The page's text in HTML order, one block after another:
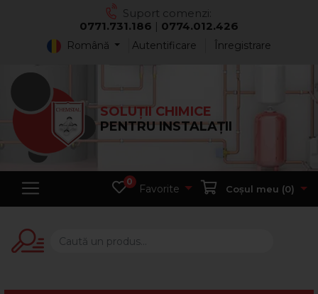
Suport comenzi:
0771.731.186 | 0774.012.426
Română Autentificare Înregistrare
SOLUȚII CHIMICE
PENTRU INSTALAȚII
0
Favorite Coșul meu (0)